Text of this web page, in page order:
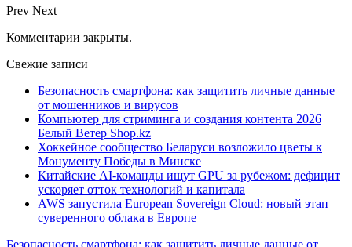
Prev Next
Комментарии закрыты.
Свежие записи
Безопасность смартфона: как защитить личные данные
от мошенников и вирусов
Компьютер для стриминга и создания контента 2026
Белый Ветер Shop.kz
Хоккейное сообщество Беларуси возложило цветы к
Монументу Победы в Минске
Китайские AI-команды ищут GPU за рубежом: дефицит
ускоряет отток технологий и капитала
AWS запустила European Sovereign Cloud: новый этап
суверенного облака в Европе
Безопасность смартфона: как защитить личные данные от